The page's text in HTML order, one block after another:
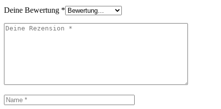
Deine Bewertung *
Deine
Name